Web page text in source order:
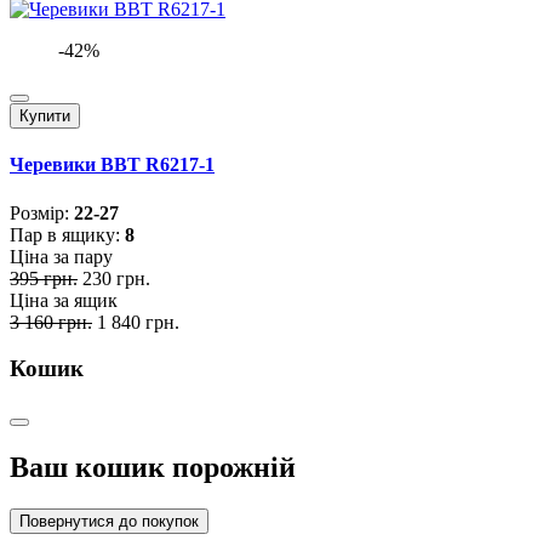
-42%
Купити
Черевики BBT R6217-1
Розмiр: 22-27
Пар в ящику: 8
Ціна за пару
395 грн. 230 грн.
Ціна за ящик
3 160 грн. 1 840 грн.
Кошик
Ваш кошик порожній
Повернутися до покупок